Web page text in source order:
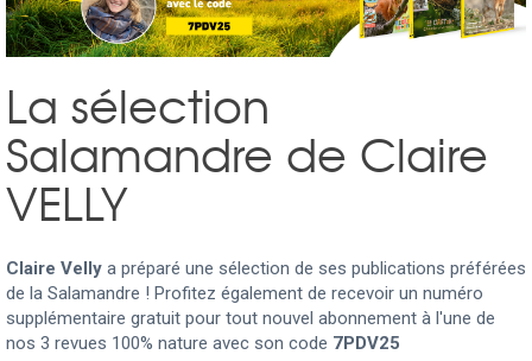
La sélection
Salamandre de Claire
VELLY
Claire Velly a préparé une sélection de ses publications préférées
de la Salamandre ! Profitez également de recevoir un numéro
supplémentaire gratuit pour tout nouvel abonnement à l'une de
nos 3 revues 100% nature avec son code 7PDV25